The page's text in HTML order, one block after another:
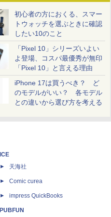
初心者の方におくる、スマー
トウォッチを選ぶときに確認
したい10のこと
「Pixel 10」シリーズいよい
よ登場、コスパ最優秀が無印
「Pixel 10」と言える理由
iPhone 17は買うべき？ ど
のモデルがいい？ 各モデル
との違いから選び方を考える
ICE
天海社
Comic curea
impress QuickBooks
PUBFUN